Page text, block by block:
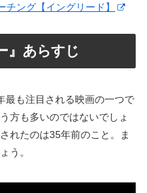
ング【イングリード】
』あらすじ
最も注目される映画の一つで
方も多いのではないでしょ
れたのは35年前のこと。ま
う。